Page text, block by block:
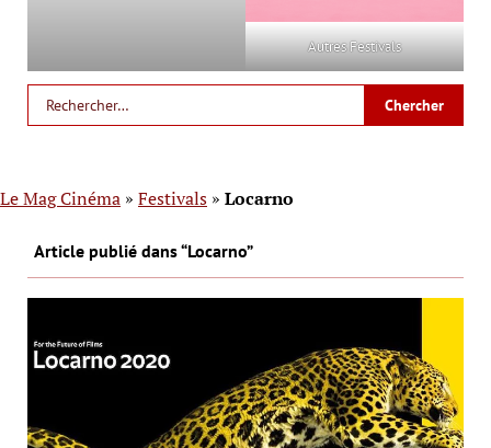
Autres Festivals
Le Mag Cinéma » Festivals » Locarno
Article publié dans “Locarno”